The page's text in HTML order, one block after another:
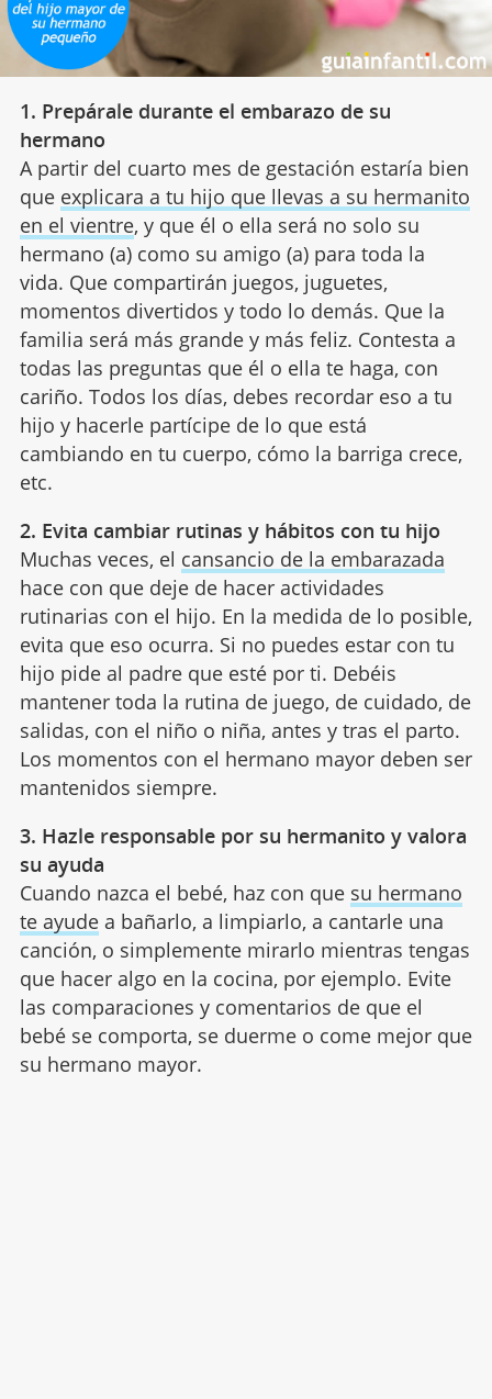
1. Prepárale durante el embarazo de su
hermano
A partir del cuarto mes de gestación estaría bien
que explicara a tu hijo que llevas a su hermanito
en el vientre, y que él o ella será no solo su
hermano (a) como su amigo (a) para toda la
vida. Que compartirán juegos, juguetes,
momentos divertidos y todo lo demás. Que la
familia será más grande y más feliz. Contesta a
todas las preguntas que él o ella te haga, con
cariño. Todos los días, debes recordar eso a tu
hijo y hacerle partícipe de lo que está
cambiando en tu cuerpo, cómo la barriga crece,
etc.
2. Evita cambiar rutinas y hábitos con tu hijo
Muchas veces, el cansancio de la embarazada
hace con que deje de hacer actividades
rutinarias con el hijo. En la medida de lo posible,
evita que eso ocurra. Si no puedes estar con tu
hijo pide al padre que esté por ti. Debéis
mantener toda la rutina de juego, de cuidado, de
salidas, con el niño o niña, antes y tras el parto.
Los momentos con el hermano mayor deben ser
mantenidos siempre.
3. Hazle responsable por su hermanito y valora
su ayuda
Cuando nazca el bebé, haz con que su hermano
te ayudea bañarlo, a limpiarlo, a cantarle una
canción, o simplemente mirarlo mientras tengas
que hacer algo en la cocina, por ejemplo. Evite
las comparaciones y comentarios de que el
bebé se comporta, se duerme o come mejor que
su hermano mayor.